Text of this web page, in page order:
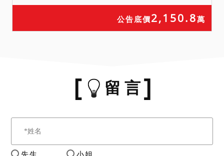
登之公告內容如與法院公告
欄張貼之公告內容不符時，
公告底價2,150.8萬
留 言
先生 小姐